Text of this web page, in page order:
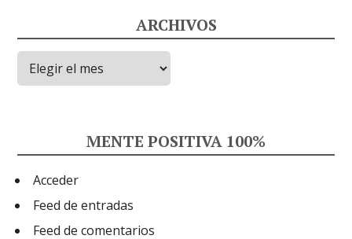
ARCHIVOS
Archivos
MENTE POSITIVA 100%
Acceder
Feed de entradas
Feed de comentarios